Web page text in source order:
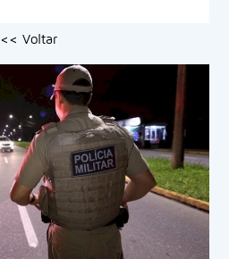
<< Voltar